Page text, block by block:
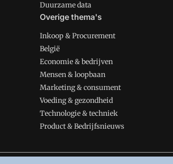
Duurzame data
Overige thema's
Inkoop & Procurement
België
Economie & bedrijven
Mensen & loopbaan
Marketing & consument
Voeding & gezondheid
Technologie & techniek
Product & Bedrijfsnieuws